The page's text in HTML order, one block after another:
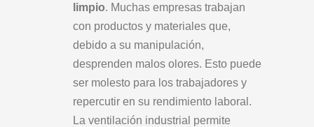
limpio. Muchas empresas trabajan
con productos y materiales que,
debido a su manipulación,
desprenden malos olores. Esto puede
ser molesto para los trabajadores y
repercutir en su rendimiento laboral.
La ventilación industrial permite